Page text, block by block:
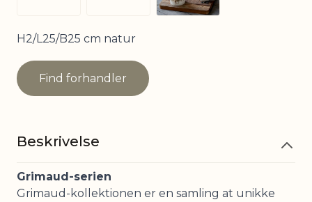
H2/L25/B25 cm natur
Find forhandler
Beskrivelse
Grimaud-serien
Grimaud-kollektionen er en samling at unikke